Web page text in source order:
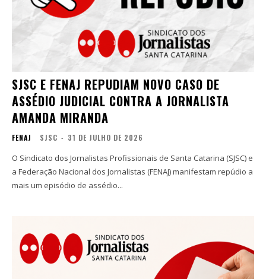
SJSC E FENAJ REPUDIAM NOVO CASO DE
ASSÉDIO JUDICIAL CONTRA A JORNALISTA
AMANDA MIRANDA
FENAJ SJSC - 31 DE JULHO DE 2026
O Sindicato dos Jornalistas Profissionais de Santa Catarina (SJSC) e
a Federação Nacional dos Jornalistas (FENAJ) manifestam repúdio a
mais um episódio de assédio...